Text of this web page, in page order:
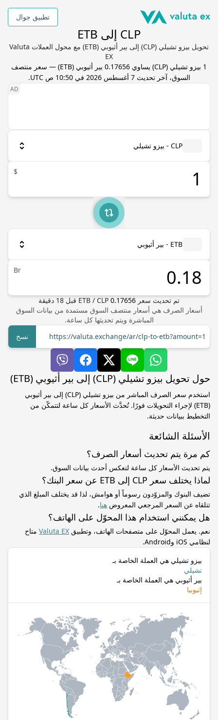
تطبيق جوال
CLP إلى ETB
تحويل بيزو تشيلي (CLP) إلى بير أثيوبي (ETB) مع محول العملات Valuta
EX
1 بيزو تشيلي (
CLP) يساوي 0.17656 بير أثيوبي (
ETB) — سعر منتصف
السوق، آخر تحديث7 أغسطس 2026 في 10:50 ص UTC .
CLP - بيزو تشيلي
$
ETB - بير أثيوبي
Br
تم تحديث سعر ETB / CLP 0.17656 قبل 18 دقيقة
أسعار الصرف هي أسعار منتصف السوق مستمدة من بيانات السوق
المباشرة ويتم تحديثها كل ساعة.
https://valuta.exchange/ar/clp-to-etb?amount=1
نسخ
حول تحويل بيزو تشيلي (CLP) إلى بير أثيوبي (ETB)
استخدم سعر الصرف المباشر من بيزو تشيلي (CLP) إلى بير أثيوبي
(ETB) لإجراء التحويلات فورًا. تُحدَّث الأسعار كل ساعة لتتمكّن من
التخطيط ببيانات حديثة.
الأسئلة الشائعة
كم مرة يتم تحديث أسعار الصرف؟
يتم تحديث الأسعار كل ساعة لتعكس أحدث بيانات السوق.
لماذا يختلف سعر CLP إلى ETB عن سعر البنك؟
تضيف البنوك والمزوّدون رسوماً أو هوامش، لذا قد يختلف المبلغ الذي
تتلقاه عن السعر المرجعي المعروض هنا.
هل يمكنني استخدام هذا المحوّل على الهاتف؟
نعم. يعمل المحوّل على متصفحات الهاتف، وتطبيق Valuta EX متاح
لنظامي iOS وAndroid.
بيزو تشيلي هي العملة الخاصة بـ
تشيلي
بير أثيوبي هي العملة الخاصة بـ
إثيوبيا